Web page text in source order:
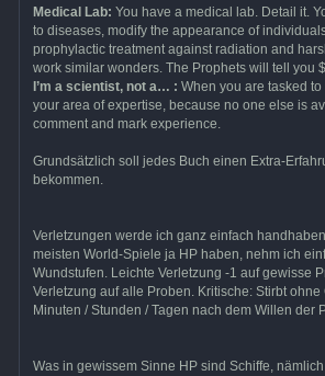
Medical Lab: You have a medical lab. Detail it.
to diseases, modify the appearance of
prophylactic treatment against radiation and
work similar wonders. The Prophets will tell you
I’m a scientist, not a… : When you are tasked
your area of expertise, because no one else is
comment and mark experience.
Grundsätzlich soll jedes Buch einen Extra-
bekommen.
Verletzungen werde ich ganz einfach
meisten World-Spiele ja HP haben, nehm ich
Wundstufen. Leichte Verletzung -1 auf gewisse
Verletzung auf alle Proben. Kritische: Stirbt ohne
Minuten / Stunden / Tagen nach dem Willen der
Was in gewissem Sinne HP sind Schiffe,